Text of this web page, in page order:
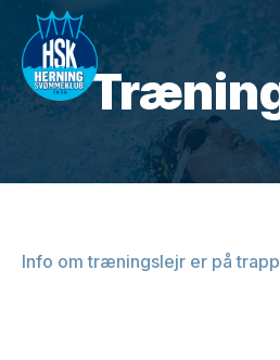
Info om træningslejr er på